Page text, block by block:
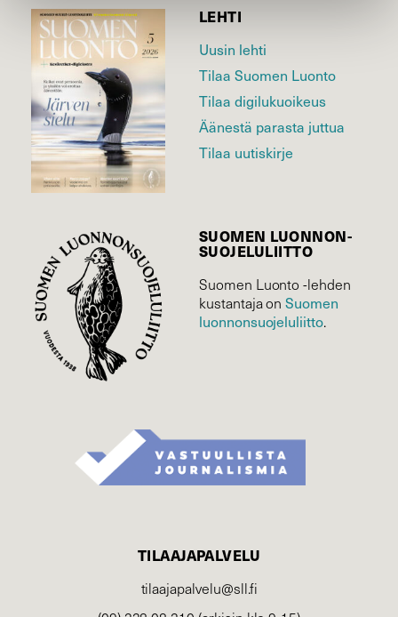
LEHTI
Uusin lehti
Tilaa Suomen Luonto
Tilaa digilukuoikeus
Äänestä parasta juttua
Tilaa uutiskirje
SUOMEN LUONNON­
SUOJELU­LIITTO
Suomen Luonto -lehden
kustantaja onSuomen
luonnonsuojelu­liitto.
TILAAJAPALVELU
tilaajapalvelu@sll.fi